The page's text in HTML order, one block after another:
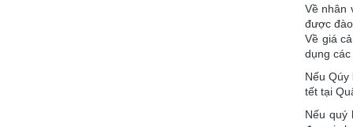
Về nhân
được
Về giá
dụng
Nếu
tết tại
Nếu quý